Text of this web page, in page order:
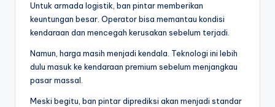
Untuk armada logistik, ban pintar memberikan
keuntungan besar. Operator bisa memantau kondisi
kendaraan dan mencegah kerusakan sebelum terjadi.
Namun, harga masih menjadi kendala. Teknologi ini lebih
dulu masuk ke kendaraan premium sebelum menjangkau
pasar massal.
Meski begitu, ban pintar diprediksi akan menjadi standar